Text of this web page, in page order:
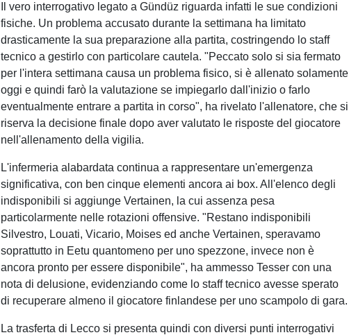
Il vero interrogativo legato a Gündüz riguarda infatti le sue condizioni
fisiche. Un problema accusato durante la settimana ha limitato
drasticamente la sua preparazione alla partita, costringendo lo staff
tecnico a gestirlo con particolare cautela. "Peccato solo si sia fermato
per l'intera settimana causa un problema fisico, si è allenato solamente
oggi e quindi farò la valutazione se impiegarlo dall'inizio o farlo
eventualmente entrare a partita in corso", ha rivelato l'allenatore, che si
riserva la decisione finale dopo aver valutato le risposte del giocatore
nell'allenamento della vigilia.
L'infermeria alabardata continua a rappresentare un'emergenza
significativa, con ben cinque elementi ancora ai box. All'elenco degli
indisponibili si aggiunge Vertainen, la cui assenza pesa
particolarmente nelle rotazioni offensive. "Restano indisponibili
Silvestro, Louati, Vicario, Moises ed anche Vertainen, speravamo
soprattutto in Eetu quantomeno per uno spezzone, invece non è
ancora pronto per essere disponibile", ha ammesso Tesser con una
nota di delusione, evidenziando come lo staff tecnico avesse sperato
di recuperare almeno il giocatore finlandese per uno scampolo di gara.
La trasferta di Lecco si presenta quindi con diversi punti interrogativi